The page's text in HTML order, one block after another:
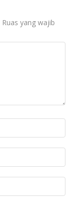
Ruas yang wajib